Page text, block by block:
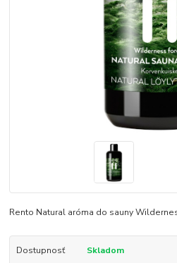
Rento Natural aróma do sauny
Dostupnosť Skladom